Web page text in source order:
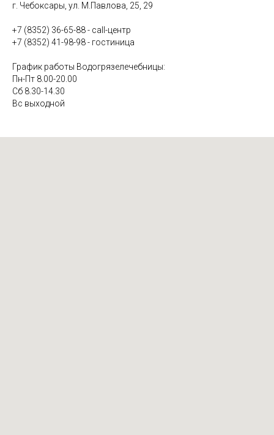
8 "В чём польза барокамеры?"
"Что лечит мануальный терапевт?"
10 "Какие виды услуг есть в отделении гинекологии?"
11 "Можно ли вылечить бесплодие в санатории?" 1:11
г. Чебоксары, ул. М.Павлова, 25, 29
+7 (8352) 36-65-88 - call-центр
+7 (8352) 41-98-98 - гостиница
График работы Водогрязелечебницы:
Пн-Пт 8.00-20.00
Сб 8.30-14.30
Вс выходной